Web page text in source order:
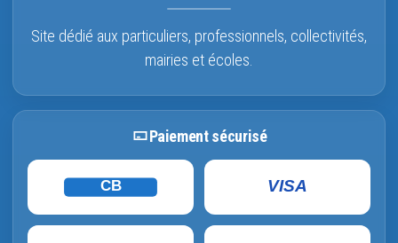
Site dédié aux particuliers, professionnels, collectivités,
mairies et écoles.
Paiement sécurisé
CB VISA